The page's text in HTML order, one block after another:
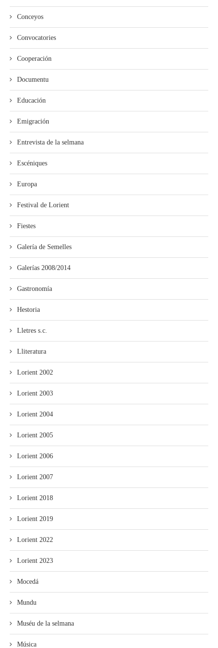
Conceyos
Convocatories
Cooperación
Documentu
Educación
Emigración
Entrevista de la selmana
Escéniques
Europa
Festival de Lorient
Fiestes
Galería de Semelles
Galerías 2008/2014
Gastronomía
Hestoria
Lletres s.c.
Lliteratura
Lorient 2002
Lorient 2003
Lorient 2004
Lorient 2005
Lorient 2006
Lorient 2007
Lorient 2018
Lorient 2019
Lorient 2022
Lorient 2023
Mocedá
Mundu
Muséu de la selmana
Música